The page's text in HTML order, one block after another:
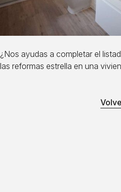
¿Nos ayudas a completar el
las reformas estrella en una